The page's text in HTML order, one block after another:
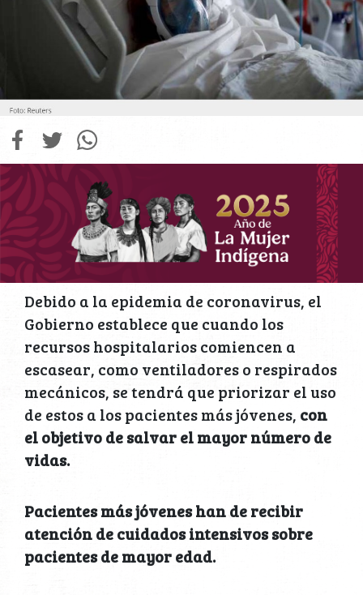
Debido a la epidemia de coronavirus, el
Gobierno establece que cuando los
recursos hospitalarios comiencen a
escasear, como ventiladores o respirados
mecánicos, se tendrá que priorizar el uso
de estos a los pacientes más jóvenes, con
el objetivo de salvar el mayor número de
vidas.
Pacientes más jóvenes han de recibir
atención de cuidados intensivos sobre
pacientes de mayor edad.